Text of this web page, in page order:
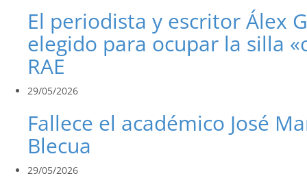
El periodista y escritor Álex
elegido para ocupar la silla
RAE
29/05/2026
Fallece el académico José
Blecua
29/05/2026